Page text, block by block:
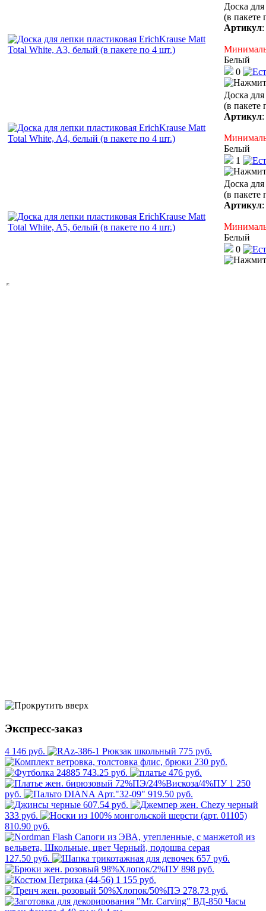
Доска
(в пакете
Артикул:
Белый
0
Доска
(в пакете
Артикул:
Белый
1
Доска
(в пакете
Артикул:
Белый
0
Экспресс-заказ
4 146 руб.
775 руб.
230 руб.
743.25 руб.
476 руб.
1 250
руб.
919.50 руб.
607.54 руб.
333 руб.
810.90 руб.
127.50 руб.
657 руб.
898 руб.
1 155 руб.
278.73 руб.